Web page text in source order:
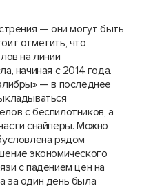
— они могут быть
отметить, что
на линии
начиная с 2014 года.
— в последнее
с беспилотников, а
снайперы. Можно
рядом
экономического
с падением цен на
за один день была